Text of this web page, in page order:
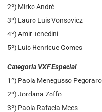
2º) Mirko André
3º) Lauro Luis Vonsovicz
4º) Amir Tenedini
5º) Luís Henrique Gomes
Categoria VXF Especial
1º) Paola Menegusso Pegoraro
2º) Jordana Zoffo
3º) Paola Rafaela Mees